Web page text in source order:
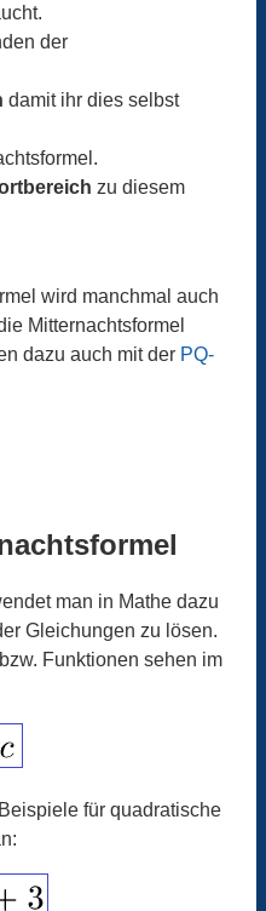
der
damit ihr dies selbst
zu diesem
wird manchmal auch
Mitternachtsformel
dazu auch mit der PQ-
man in Mathe dazu
Gleichungen zu lösen.
Funktionen sehen im
für quadratische